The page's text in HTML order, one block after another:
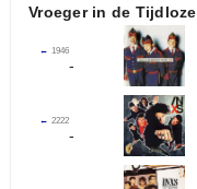
Vroeger in de Tijdloze
← 1946
-
← 2222
-